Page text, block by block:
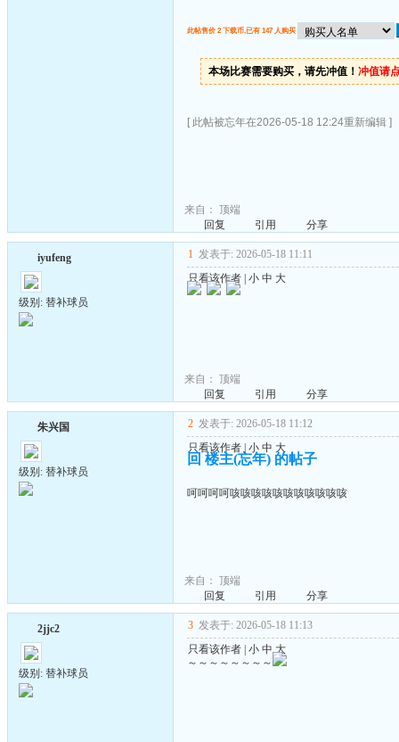
此帖售价 2 下载币,已有 147 人购买
本场比赛需要购买，请先冲值！ 冲值请
[ 此帖被忘年在2026-05-18 12:24重新编辑 ]
来自： 顶端
回复
引用 分享
iyufeng
级别: 替补球员
1 发表于: 2026-05-18 11:11
只看该作者 小 中 大
来自： 顶端
回复
引用 分享
朱兴国
级别: 替补球员
2 发表于: 2026-05-18 11:12
只看该作者| 小 中 大
回 楼主(忘年) 的帖子
呵呵呵呵咳咳咳咳咳咳咳咳咳咳咳
来自： 顶端
回复
引用 分享
2jjc2
级别: 替补球员
3 发表于: 2026-05-18 11:13
只看该作者 小 中 大
～～～～～～～～